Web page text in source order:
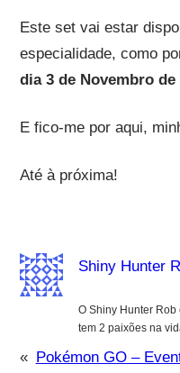
Este set vai estar
especialidade, como
dia 3 de Novembro de
E fico-me por aqui,
Até à próxima!
Shiny Hunter
O Shiny Hunter Rob
tem 2 paixões na
« Pokémon GO –